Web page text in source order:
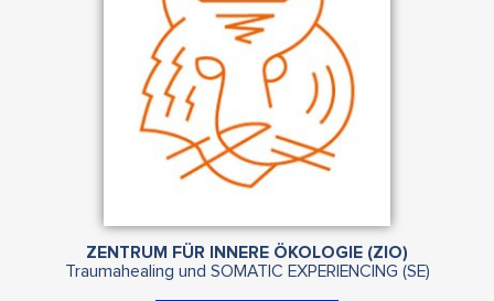
ZENTRUM FÜR INNERE ÖKOLOGIE (ZIO)
Traumahealing und SOMATIC EXPERIENCING (SE)